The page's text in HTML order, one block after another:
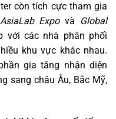
còn tích cực tham gia
AsiaLab Expovà
Global
với các nhà phân phối
khu vực khác nhau.
gia tăng nhận diện
sang châu Âu, Bắc Mỹ,